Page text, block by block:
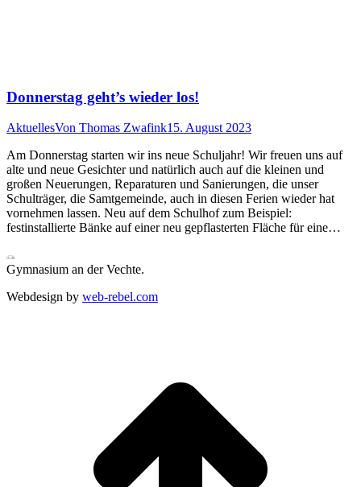
Donnerstag geht’s wieder los!
AktuellesVon Thomas Zwafink15. August 2023
Am Donnerstag starten wir ins neue Schuljahr! Wir freuen uns auf
alte und neue Gesichter und natürlich auch auf die kleinen und
großen Neuerungen, Reparaturen und Sanierungen, die unser
Schulträger, die Samtgemeinde, auch in diesen Ferien wieder hat
vornehmen lassen. Neu auf dem Schulhof zum Beispiel:
festinstallierte Bänke auf einer neu gepflasterten Fläche für eine…
Gymnasium an der Vechte.
Webdesign by web-rebel.com